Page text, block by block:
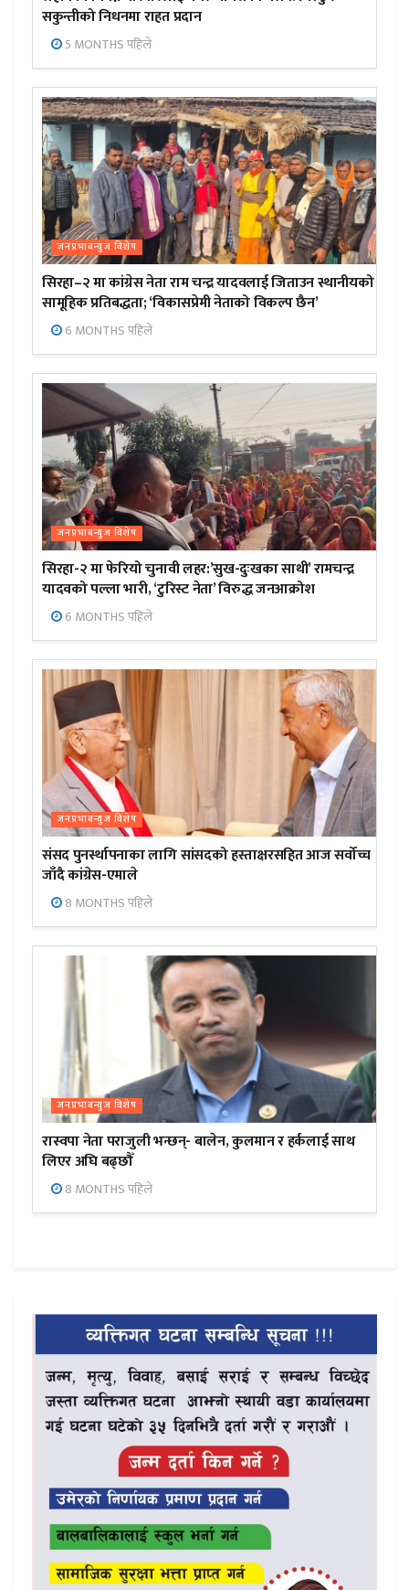
सकुन्तीको निधनमा राहत प्रदान
5 MONTHS पहिले
जनप्रभाबन्युज विशेष
सिरहा–२ मा कांग्रेस नेता राम चन्द्र यादवलाई जिताउन स्थानीयको
सामूहिक प्रतिबद्धता; ‘विकासप्रेमी नेताको विकल्प छैन’
6 MONTHS पहिले
जनप्रभाबन्युज विशेष
सिरहा-२ मा फेरियो चुनावी लहर:’सुख-दुःखका साथी’ रामचन्द्र
यादवको पल्ला भारी, ‘टुरिस्ट नेता’ विरुद्ध जनआक्रोश
6 MONTHS पहिले
जनप्रभाबन्युज विशेष
संसद पुनर्स्थापनाका लागि सांसदको हस्ताक्षरसहित आज सर्वोच्च
जाँदै कांग्रेस-एमाले
8 MONTHS पहिले
जनप्रभाबन्युज विशेष
रास्वपा नेता पराजुली भन्छन्- बालेन, कुलमान र हर्कलाई साथ
लिएर अघि बढ्छौँ
8 MONTHS पहिले